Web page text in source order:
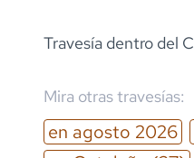
Travesía dentro del
Mira otras travesías:
en agosto 2026